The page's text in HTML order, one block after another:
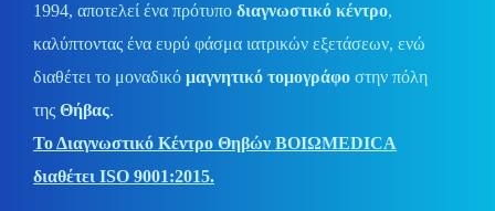
1994, αποτελεί ένα πρότυπο διαγνωστικό κέντρο,
καλύπτοντας ένα ευρύ φάσμα ιατρικών εξετάσεων, ενώ
διαθέτει το μοναδικό μαγνητικό τομογράφο στην πόλη
της Θήβας.
Το Διαγνωστικό Κέντρο Θηβών ΒΟΙΩMEDICA
διαθέτει ISO 9001:2015.